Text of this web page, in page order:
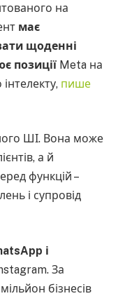
на
має
щоденні
позиції Meta на
пише
ШІ. Вона може
а й
функцій –
і супровід
і
За
бізнесів